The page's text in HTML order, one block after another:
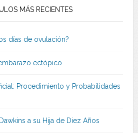
MÁS RECIENTES
días de ovulación?
ectópico
Procedimiento y Probabilidades
a su Hija de Diez Años